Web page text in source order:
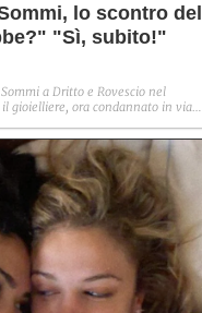
lo scontro del
"Sì, subito!"
a Dritto e Rovescio nel
gioielliere, ora condannato in via